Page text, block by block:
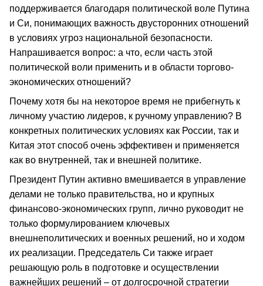
поддерживается благодаря политической воле Путина
и Си, понимающих важность двусторонних отношений
в условиях угроз национальной безопасности.
Напрашивается вопрос: а что, если часть этой
политической воли применить и в области торгово-
экономических отношений?
Почему хотя бы на некоторое время не прибегнуть к
личному участию лидеров, к ручному управлению? В
конкретных политических условиях как России, так и
Китая этот способ очень эффективен и применяется
как во внутренней, так и внешней политике.
Президент Путин активно вмешивается в управление
делами не только правительства, но и крупных
финансово-экономических групп, лично руководит не
только формулированием ключевых
внешнеполитических и военных решений, но и ходом
их реализации. Председатель Си также играет
решающую роль в подготовке и осуществлении
важнейших решений – от долгосрочной стратегии